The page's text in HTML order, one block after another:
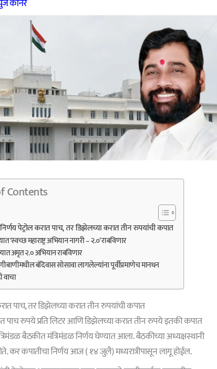
कॉर्नर
Contents
पेट्रोल करात पाच, तर डिझेलच्या करात तीन रुपयांची कपात
‘स्वच्छ महाराष्ट्र अभियान नागरी – २.०’ राबविणार
अमृत २.० अभियान राबविणार
बंदिवास सोसावा लागलेल्यांना पूर्वीप्रमाणेच मानधन
वाचा
पाच, तर डिझेलच्या करात तीन रुपयांची कपात
पाच रुपये प्रति लिटर आणि डिझेलच्या करात तीन रुपये इतकी कपात
बैठकीत मंत्रिमंडळ निर्णय घेण्यात आला. बैठकीच्या अध्यक्षस्थानी
कर कपातीचा निर्णय आज ( १४ जुलै) मध्यरात्रीपासून लागू होईल.